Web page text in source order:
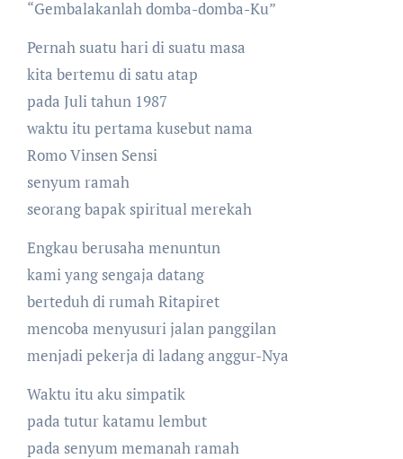
“Gembalakanlah domba-domba-Ku”
Pernah suatu hari di suatu masa
kita bertemu di satu atap
pada Juli tahun 1987
waktu itu pertama kusebut nama
Romo Vinsen Sensi
senyum ramah
seorang bapak spiritual merekah
Engkau berusaha menuntun
kami yang sengaja datang
berteduh di rumah Ritapiret
mencoba menyusuri jalan panggilan
menjadi pekerja di ladang anggur-Nya
Waktu itu aku simpatik
pada tutur katamu lembut
pada senyum memanah ramah